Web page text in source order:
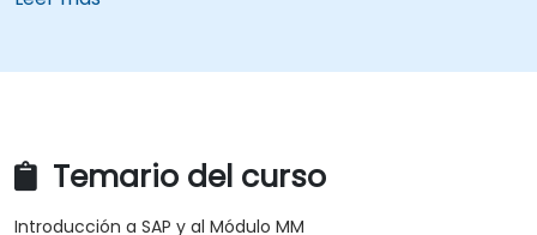
Temario del curso
Introducción a SAP y al Módulo MM